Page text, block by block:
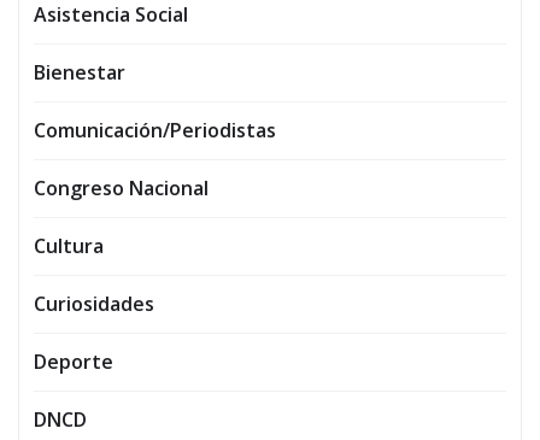
Asistencia Social
Bienestar
Comunicación/Periodistas
Congreso Nacional
Cultura
Curiosidades
Deporte
DNCD